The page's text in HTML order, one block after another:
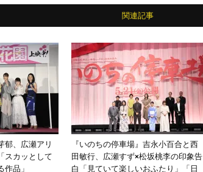
関連記事
郁、広瀬アリ
スカッとして
品」
『いのちの停車場』吉永小百合と西
田敏行、広瀬すず×松坂桃李の印象告
白「見ていて楽しいおふたり」「日